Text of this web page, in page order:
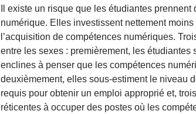
Il existe un risque que les étudiantes
numérique. Elles investissent nettement
l’acquisition de compétences numériques.
entre les sexes : premièrement, les étudiantes
enclines à penser que les compétences
deuxièmement, elles sous-estiment le niveau
requis pour obtenir un emploi approprié et,
réticentes à occuper des postes où les